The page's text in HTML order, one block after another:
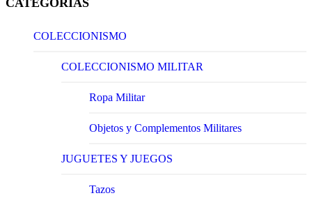
CATEGORÍAS
COLECCIONISMO
COLECCIONISMO MILITAR
Ropa Militar
Objetos y Complementos Militares
JUGUETES Y JUEGOS
Tazos